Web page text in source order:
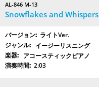
AL-846 M-13
Snowflakes and Whispers
ライトVer.
イージーリスニング
アコースティックピアノ
2:03